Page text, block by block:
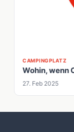
CAMPINGPLATZ
Wohin, wenn
27. Feb 2025